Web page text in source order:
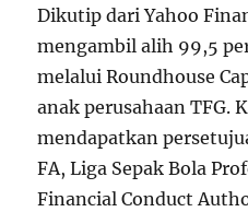
Dikutip dari Yahoo
mengambil alih 99,5
melalui Roundhouse
anak perusahaan TFG.
mendapatkan
FA, Liga Sepak Bola
Financial Conduct